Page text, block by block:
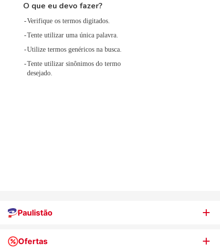
O que eu devo fazer?
Verifique os termos digitados.
Tente utilizar uma única palavra.
Utilize termos genéricos na busca.
Tente utilizar sinônimos do termo
desejado.
Paulistão
Quem somos
Ofertas